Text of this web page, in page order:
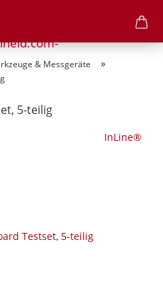
& Messgeräte »
5-teilig
InLine®